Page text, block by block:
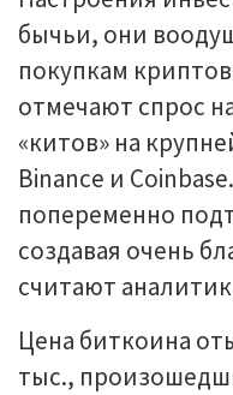
бычьи, они
покупкам
отмечают спрос
«китов» на
Binance и
попеременно
создавая очень
считают
Цена биткоина
тыс.,